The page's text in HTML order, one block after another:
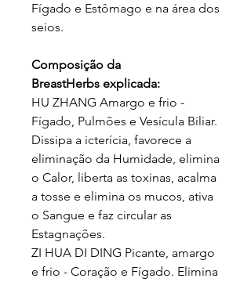
Fígado e Estômago e na área dos
seios.
Composição da
BreastHerbs explicada:
HU ZHANG Amargo e frio -
Fígado, Pulmões e Vesícula Biliar.
Dissipa a icterícia, favorece a
eliminação da Humidade, elimina
o Calor, liberta as toxinas, acalma
a tosse e elimina os mucos, ativa
o Sangue e faz circular as
Estagnações.
ZI HUA DI DING Picante, amargo
e frio - Coração e Fígado. Elimina